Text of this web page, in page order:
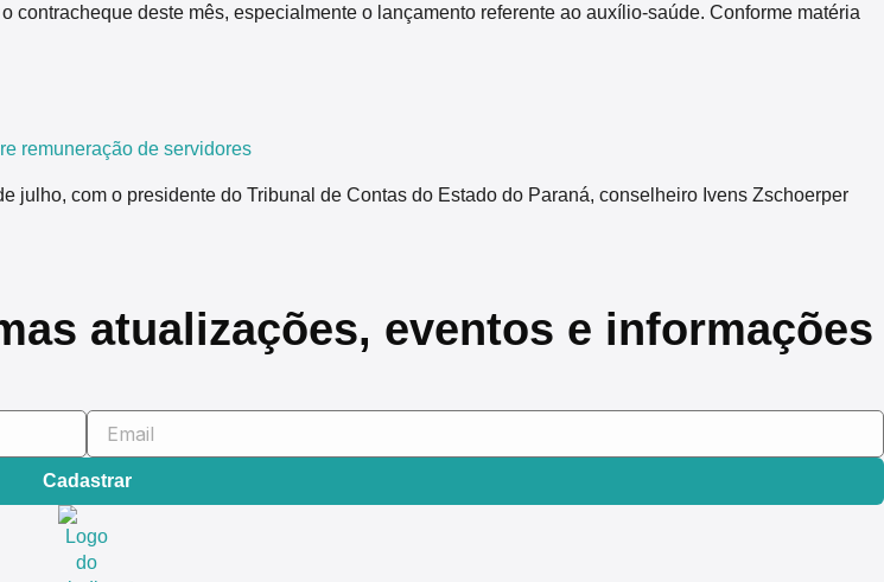
deste mês, especialmente o lançamento referente ao auxílio-saúde. Conforme matéria
remuneração de servidores
julho, com o presidente do Tribunal de Contas do Estado do Paraná, conselheiro Ivens Zschoerper
atualizações, eventos e informações
Cadastrar